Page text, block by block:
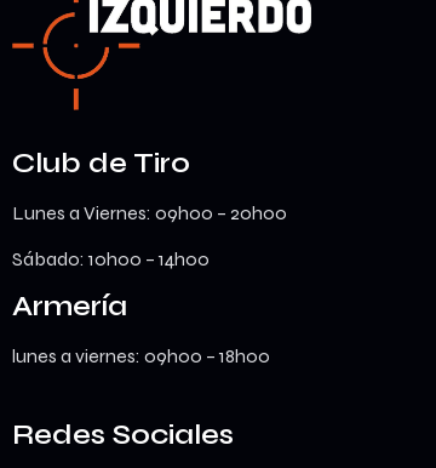
Club de Tiro
Lunes a Viernes: 09h00 – 20h00
Sábado: 10h00 – 14h00
Armería
lunes a viernes: 09h00 – 18h00
Redes Sociales